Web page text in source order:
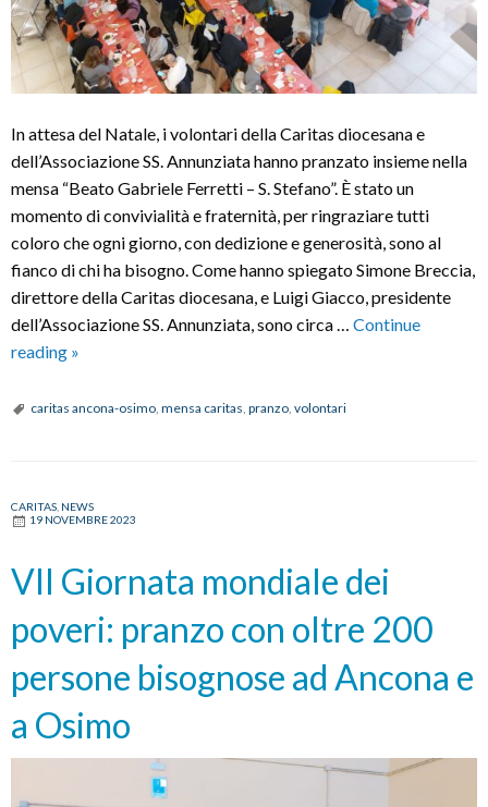
In attesa del Natale, i volontari della Caritas diocesana e
dell’Associazione SS. Annunziata hanno pranzato insieme nella
mensa “Beato Gabriele Ferretti – S. Stefano”. È stato un
momento di convivialità e fraternità, per ringraziare tutti
coloro che ogni giorno, con dedizione e generosità, sono al
fianco di chi ha bisogno. Come hanno spiegato Simone Breccia,
direttore della Caritas diocesana, e Luigi Giacco, presidente
dell’Associazione SS. Annunziata, sono circa … Continue
reading Pranzo
i
»
caritas ancona-osimo, mensa caritas, pranzo, volontari
CARITAS NEWS
19 NOVEMBRE 2023
VII Giornata mondiale dei
poveri: pranzo con oltre 200
persone bisognose ad Ancona e
a Osimo